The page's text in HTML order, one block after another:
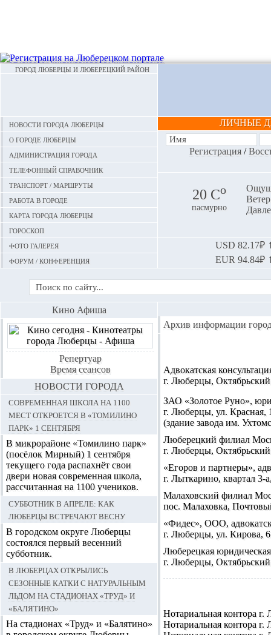
ГОРОД ЛЮБЕРЦЫ И ЛЮБЕРЕЦКИЙ РАЙОН
Новости города Люберцы
О городе Люберцы
Администрация города
Телефонный справочник
Транспорт / маршруты
Работа в городе
Карта города Люберцы
Гороскоп
Фото галерея
Форум / конференция
ЛИЧНЫЕ
Регистрация/
20 Сo
пасмурно
USD 82.17₽
EUR 94.84₽
Архив информации
Адвокатская
г. Люберцы,
ЗАО «Золотое Руно»,
г. Люберцы, ул. Красная,
(здание завода им.
Люберецкий филиал
г. Люберцы,
«Егоров и партнеры»,
г. Лыткарино, квартал 3-
Малаховский филиал
пос. Малаховка,
«Фидес», ООО,
г. Люберцы, ул. Кирова,
Люберецкая юридическая
г. Люберцы,
Нотариальная контора г.
Нотариальная контора г.
Кино Афиша
Репертуар
Время сеансов
НОВОСТИ ГОРОДА
Современная школа на 1100
мест откроется в «Томилино
парк» 1 сентября
В микрорайоне «Томилино парк»
(посёлок Мирный) 1 сентября
текущего года распахнёт свои
двери новая современная школа,
рассчитанная на 1100 учеников.
Субботник в апреле: как
Люберцы встречают весну
В городском округе Люберцы
состоялся первый весенний
субботник.
В Люберцах открылись
сезонные катки с натуральным
льдом на стадионах «Труд» и
«Балятино»
На стадионах «Труд» и «Балятино»